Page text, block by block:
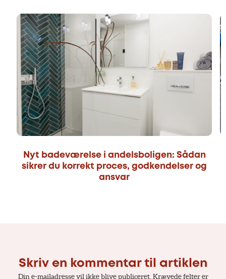
Nyt badeværelse i andelsboligen: Sådan
sikrer du korrekt proces, godkendelser og
ansvar
Skriv en kommentar til artiklen
Din e-mailadresse vil ikke blive publiceret. Krævede felter er